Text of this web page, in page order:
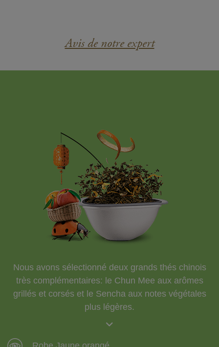
Avis de notre expert
Nous avons sélectionné deux grands thés chinois
très complémentaires: le Chun Mee aux arômes
grillés et corsés et le Sencha aux notes végétales
plus légères.